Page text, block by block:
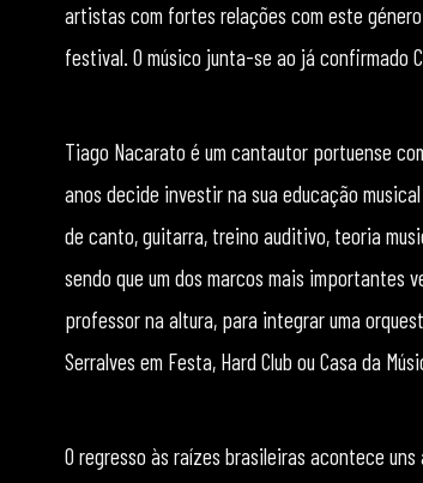
artistas com fortes relações com este
festival. O músico junta-se ao já confirmado
Tiago Nacarato é um cantautor portuense
anos decide investir na sua educação
de canto, guitarra, treino auditivo, teoria
sendo que um dos marcos mais importantes
professor na altura, para integrar uma
Serralves em Festa, Hard Club ou Casa da
O regresso às raízes brasileiras acontece